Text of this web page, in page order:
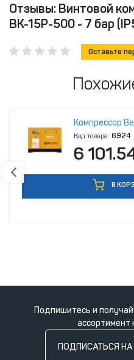
Отзывы: Винтовой
ВК-15Р-500 - 7 бар
Оставьте
Компрессор
Код товара: 6924
6
В
Подпишитесь и
ассортимент
ПОДПИСАТЬСЯ